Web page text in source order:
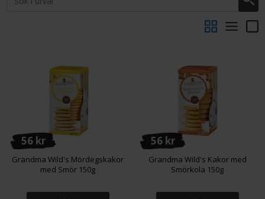
56 kr
Grandma Wild's Mördegskakor
med Smör 150g
56 kr
Grandma Wild's Kakor med
Smörkola 150g